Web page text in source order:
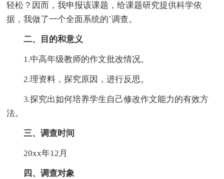
轻松？因而，我申报该课题，给课题研究提供科学依
据，我做了一个全面系统的`调查。
二、目的和意义
1.中高年级教师的作文批改情况。
2.理资料，探究原因，进行反思。
3.探究出如何培养学生自己修改作文能力的有效方
法。
三、调查时间
20xx年12月
四、调查对象